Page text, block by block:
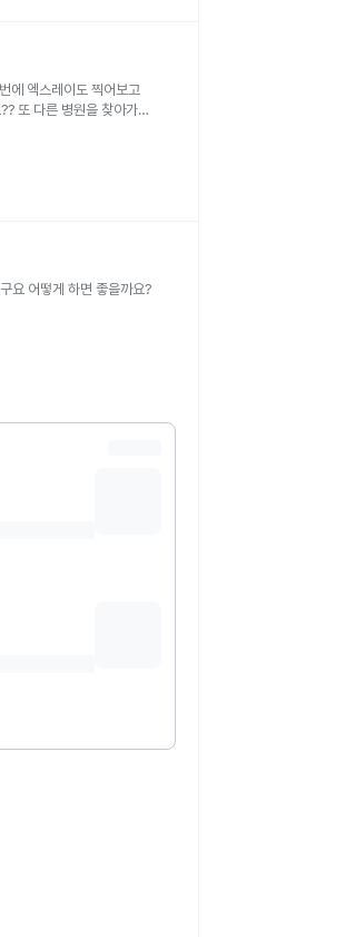
에 엑스레이도 찍어보고
또 다른 병원을 찾아가야
요 어떻게 하면 좋을까요?